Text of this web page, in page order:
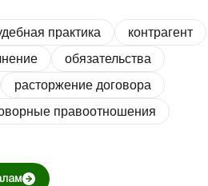
практика
контрагент
обязательства
расторжение договора
правоотношения